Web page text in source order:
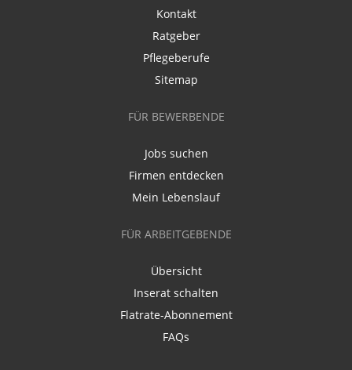
Kontakt
Ratgeber
Pflegeberufe
Sitemap
FÜR BEWERBENDE
Jobs suchen
Firmen entdecken
Mein Lebenslauf
FÜR ARBEITGEBENDE
Übersicht
Inserat schalten
Flatrate-Abonnement
FAQs